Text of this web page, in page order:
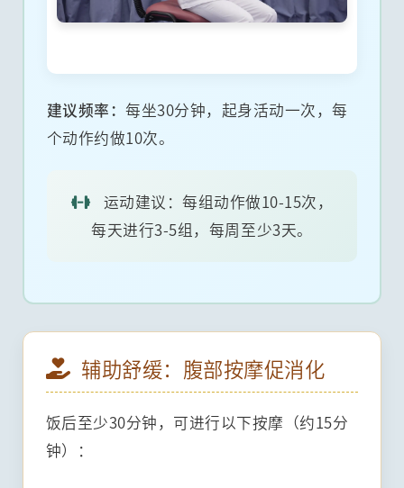
建议频率：每坐30分钟，起身活动一次，每
个动作约做10次。
运动建议：每组动作做10-15次，
每天进行3-5组，每周至少3天。
辅助舒缓：腹部按摩促消化
饭后至少30分钟，可进行以下按摩（约15分
钟）：